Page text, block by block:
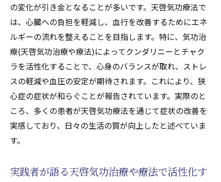
の変化が引き金となることが多いです。天啓気功療法で
は、心臓への負担を軽減し、血行を改善するためにエネ
ルギーの流れを整えることを目指します。特に、気功治
療(天啓気功治療や療法)によってクンダリニーとチャク
ラを活性化することで、心身のバランスが取れ、ストレ
スの軽減や血圧の安定が期待されます。これにより、狭
心症の症状が和らぐことが報告されています。実際のと
ころ、多くの患者が天啓気功療法を通じて症状の改善を
実感しており、日々の生活の質が向上したと述べていま
す。
実践者が語る天啓気功治療や療法で活性化す